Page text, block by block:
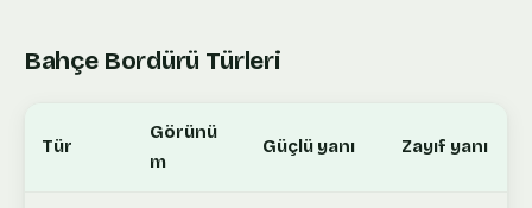
Bahçe Bordürü Türleri
Tür
Görünü
m
Güçlü yanı Zayıf yanı